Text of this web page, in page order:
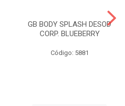
GB BODY SPLASH DESOD
CORP. BLUEBERRY
Código: 5881